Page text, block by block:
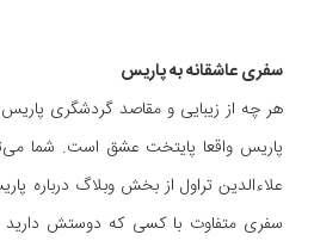
سفری عاشقانه به پاریس
هر چه از زیبایی و مقاصد گردشگری
پاریس واقعا پایتخت عشق است. شما
علاءالدین تراول از بخش وبلاگ درباره
سفری متفاوت با کسی که دوستش دارید